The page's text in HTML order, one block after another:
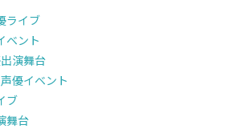
ライブ
ベント
演舞台
優イベント
ブ
舞台